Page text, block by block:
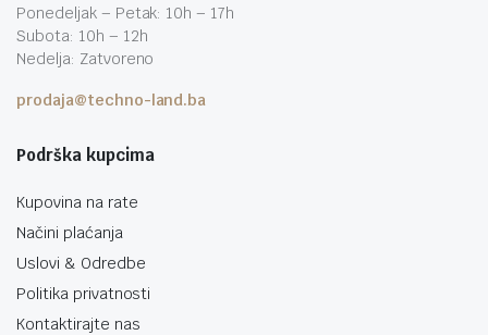
Ponedeljak – Petak: 10h – 17h
Subota: 10h – 12h
Nedelja: Zatvoreno
prodaja@techno-land.ba
Podrška kupcima
Kupovina na rate
Načini plaćanja
Uslovi & Odredbe
Politika privatnosti
Kontaktirajte nas